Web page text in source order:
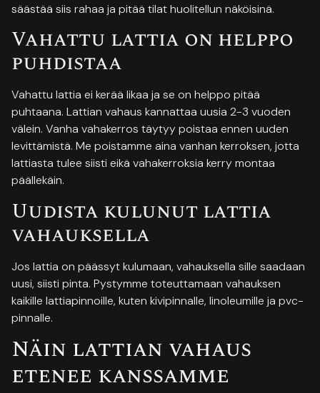
säästää siis rahaa ja pitää tilat huolitellun näköisinä.
Vahattu lattia on helppo
puhdistaa
Vahattu lattia ei kerää likaa ja se on helppo pitää
puhtaana. Lattian vahaus kannattaa uusia 2-3 vuoden
välein. Vanha vahakerros täytyy poistaa ennen uuden
levittämistä. Me poistamme aina vanhan kerroksen, jotta
lattiasta tulee siisti eikä vahakerroksia kerry montaa
päällekäin.
Uudista kulunut lattia
vahauksella
Jos lattia on päässyt kulumaan, vahauksella sille saadaan
uusi, siisti pinta. Pystymme toteuttamaan vahauksen
kaikille lattiapinnoille, kuten kivipinnalle, linoleumille ja pvc-
pinnalle.
Näin lattian vahaus
etenee kanssamme